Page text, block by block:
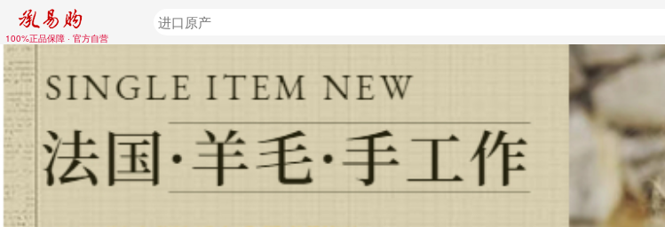
100%正品保障 · 官方自营